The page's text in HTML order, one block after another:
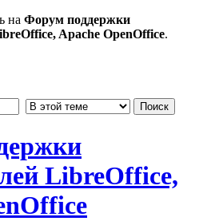
на Форум поддержки
Apache OpenOffice.
LibreOffice,